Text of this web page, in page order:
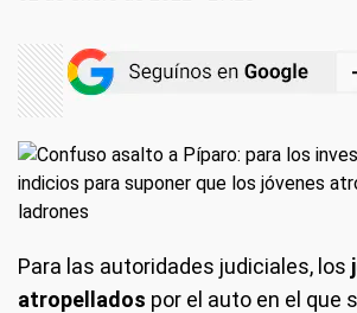
Para las autoridades judiciales, los
atropellados por el auto en el que